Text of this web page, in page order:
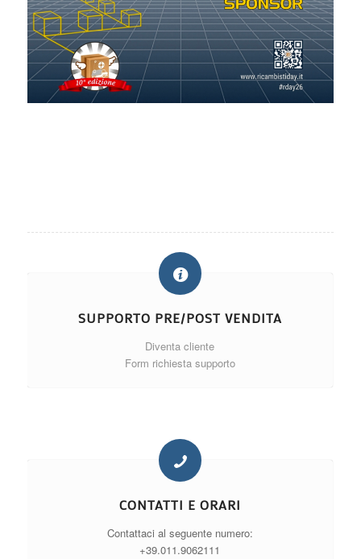
SUPPORTO PRE/POST VENDITA
Diventa cliente
Form richiesta supporto
CONTATTI E ORARI
Contattaci al seguente numero:
+39.011.9062111